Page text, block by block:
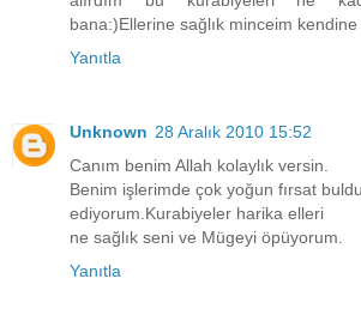
bana:)Ellerine sağlık minceim
Yanıtla
Unknown 28 Aralık 2010 15:52
Canım benim Allah kolaylık versin.
Benim işlerimde çok yoğun fırsat
ediyorum.Kurabiyeler harika elleri
ne sağlık seni ve Mügeyi öpüyorum.
Yanıtla